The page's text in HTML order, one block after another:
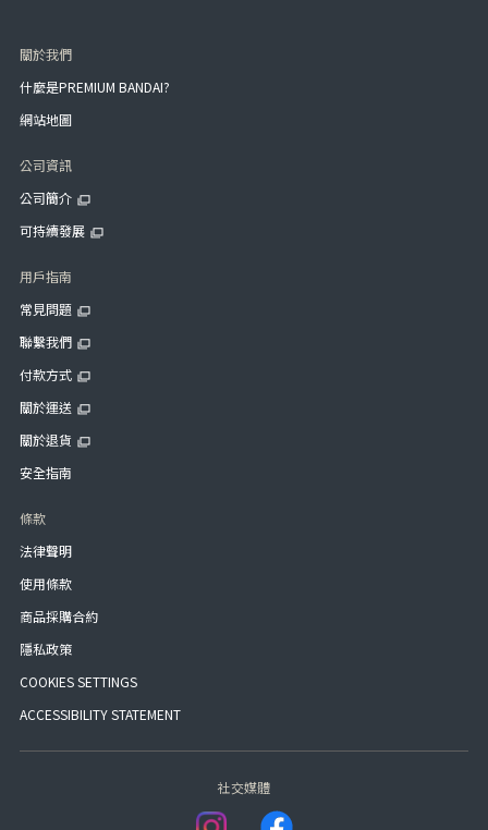
關於我們
什麼是PREMIUM BANDAI?
網站地圖
公司資訊
公司簡介
可持續發展
用戶指南
常見問題
聯繫我們
付款方式
關於運送
關於退貨
安全指南
條款
法律聲明
使用條款
商品採購合約
隱私政策
COOKIES SETTINGS
ACCESSIBILITY STATEMENT
社交媒體